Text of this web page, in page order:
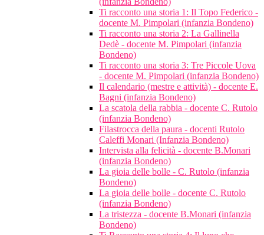
Ti racconto una storia 1: Il Topo Federico -
docente M. Pimpolari (infanzia Bondeno)
Ti racconto una storia 2: La Gallinella
Dedè - docente M. Pimpolari (infanzia
Bondeno)
Ti racconto una storia 3: Tre Piccole Uova
- docente M. Pimpolari (infanzia Bondeno)
Il calendario (mestre e attività) - docente E.
Bagni (infanzia Bondeno)
La scatola della rabbia - docente C. Rutolo
(infanzia Bondeno)
Filastrocca della paura - docenti Rutolo
Caleffi Monari (Infanzia Bondeno)
Intervista alla felicità - docente B.Monari
(infanzia Bondeno)
La gioia delle bolle - C. Rutolo (infanzia
Bondeno)
La gioia delle bolle - docente C. Rutolo
(infanzia Bondeno)
La tristezza - docente B.Monari (infanzia
Bondeno)